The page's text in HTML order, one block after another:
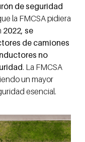
de seguridad
la FMCSA pidiera
2022, se
de camiones
no
. La FMCSA
un mayor
esencial.